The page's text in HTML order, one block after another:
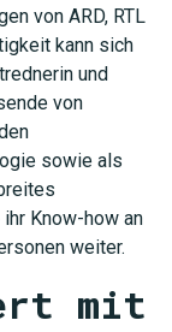
von ARD, RTL
kann sich
und
von
sowie als
Know-how an
weiter.
mit